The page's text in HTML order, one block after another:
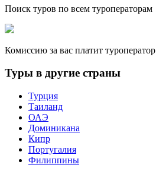
Поиск туров по всем туроператорам
Комиссию за вас платит туроператор
Туры в другие страны
Турция
Таиланд
ОАЭ
Доминикана
Кипр
Португалия
Филиппины